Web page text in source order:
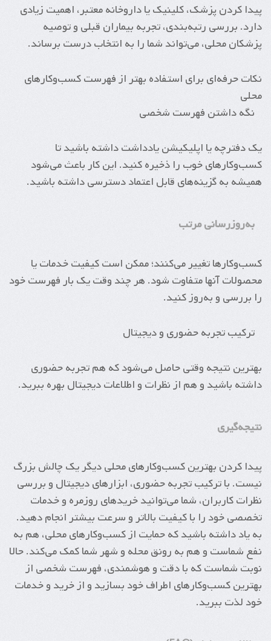
پیدا کردن پزشک، کلینیک یا داروخانه معتبر، اهمیت زیادی
دارد. بررسی رتبه‌بندی، تجربه بیماران قبلی و توصیه
پزشکان محلی، می‌تواند شما را به انتخاب درست برساند.
نکات حرفه‌ای برای استفاده بهتر از فهرست کسب‌وکارهای
محلی
نگه داشتن فهرست شخصی
یک دفترچه یا اپلیکیشن یادداشت داشته باشید تا
کسب‌وکارهای خوب را ذخیره کنید. این کار باعث می‌شود
همیشه به گزینه‌های قابل اعتماد دسترسی داشته باشید.
به‌روزرسانی مرتب
کسب‌وکارها تغییر می‌کنند؛ ممکن است کیفیت خدمات یا
محصولات آنها متفاوت شود. هر چند وقت یک بار فهرست خود
را بررسی و به‌روز کنید.
ترکیب تجربه حضوری و دیجیتال
بهترین نتیجه وقتی حاصل می‌شود که هم تجربه حضوری
داشته باشید و هم از نظرات و اطلاعات دیجیتال بهره ببرید.
نتیجه‌گیری
پیدا کردن بهترین کسب‌وکارهای محلی دیگر یک چالش بزرگ
نیست. با ترکیب تجربه حضوری، ابزارهای دیجیتال و بررسی
نظرات کاربران، شما می‌توانید خریدهای روزمره و خدمات
تخصصی خود را با کیفیت بالاتر و سرعت بیشتر انجام دهید.
به یاد داشته باشید که حمایت از کسب‌وکارهای محلی، هم به
نفع شماست و هم به رونق محله و شهر شما کمک می‌کند. حالا
نوبت شماست که با دقت و هوشمندی، فهرست شخصی از
بهترین کسب‌وکارهای اطراف خود بسازید و از خرید و خدمات
خود لذت ببرید.